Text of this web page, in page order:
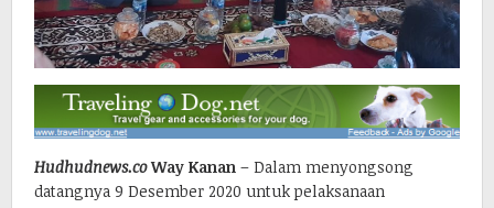
Hudhudnews.coWay Kanan – Dalam menyongsong
datangnya 9 Desember 2020 untuk pelaksanaan